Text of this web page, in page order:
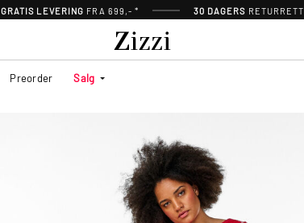
GRATIS LEVERING FRA 699,- * 30 DAGERS RETURRETT
Preorder Salg